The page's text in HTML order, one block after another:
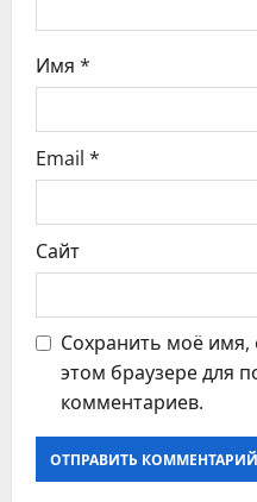
и
с
я
м
Имя *
Email *
Сайт
Сохранить моё имя,
этом браузере для
комментариев.